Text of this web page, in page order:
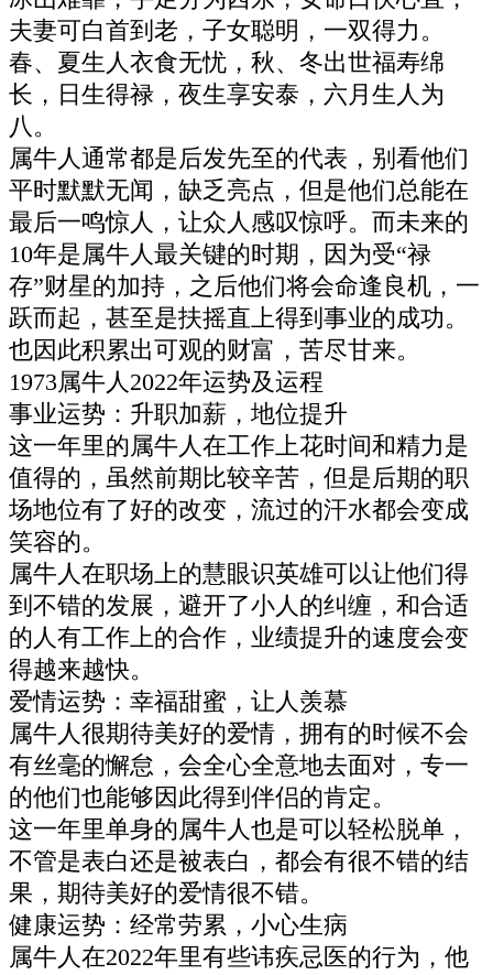
夫妻可白首到老，子女聪明，一双得力。
春、夏生人衣食无忧，秋、冬出世福寿绵
长，日生得禄，夜生享安泰，六月生人为
八。
属牛人通常都是后发先至的代表，别看他们
平时默默无闻，缺乏亮点，但是他们总能在
最后一鸣惊人，让众人感叹惊呼。而未来的
10年是属牛人最关键的时期，因为受“禄
存”财星的加持，之后他们将会命逢良机，一
跃而起，甚至是扶摇直上得到事业的成功。
也因此积累出可观的财富，苦尽甘来。
1973属牛人2022年运势及运程
事业运势：升职加薪，地位提升
这一年里的属牛人在工作上花时间和精力是
值得的，虽然前期比较辛苦，但是后期的职
场地位有了好的改变，流过的汗水都会变成
笑容的。
属牛人在职场上的慧眼识英雄可以让他们得
到不错的发展，避开了小人的纠缠，和合适
的人有工作上的合作，业绩提升的速度会变
得越来越快。
爱情运势：幸福甜蜜，让人羡慕
属牛人很期待美好的爱情，拥有的时候不会
有丝毫的懈怠，会全心全意地去面对，专一
的他们也能够因此得到伴侣的肯定。
这一年里单身的属牛人也是可以轻松脱单，
不管是表白还是被表白，都会有很不错的结
果，期待美好的爱情很不错。
健康运势：经常劳累，小心生病
属牛人在2022年里有些讳疾忌医的行为，他